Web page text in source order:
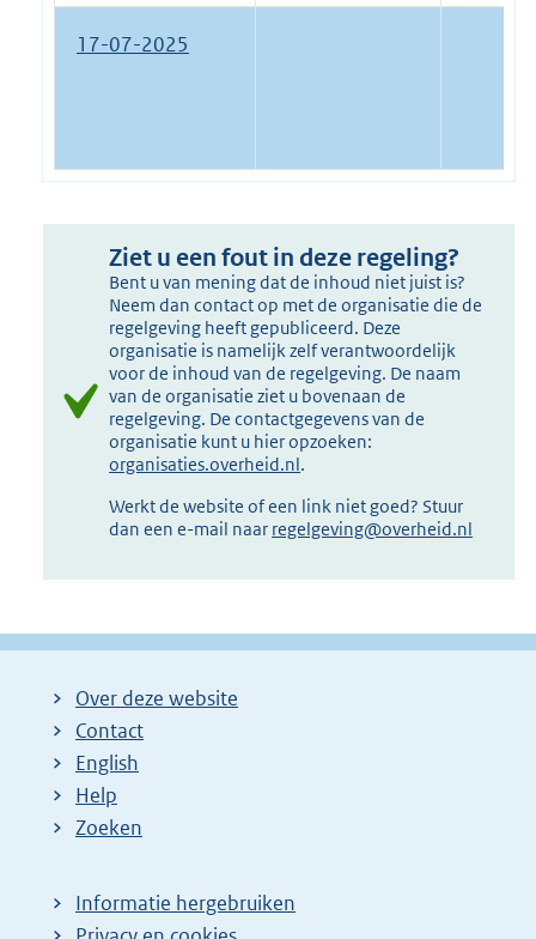
17-07-2025
Ziet u een fout in deze regeling?
Bent u van mening dat de inhoud niet juist is?
Neem dan contact op met de organisatie die de
regelgeving heeft gepubliceerd. Deze
organisatie is namelijk zelf verantwoordelijk
voor de inhoud van de regelgeving. De naam
van de organisatie ziet u bovenaan de
regelgeving. De contactgegevens van de
organisatie kunt u hier opzoeken:
organisaties.overheid.nl.
Werkt de website of een link niet goed? Stuur
dan een e-mail naar regelgeving@overheid.nl
Over deze website
Contact
English
Help
Zoeken
Informatie hergebruiken